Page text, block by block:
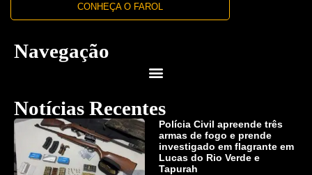
CONHEÇA O FAROL
Navegação
Notícias Recentes
Polícia Civil apreende três
armas de fogo e prende
investigado em flagrante em
Lucas do Rio Verde e
Tapurah